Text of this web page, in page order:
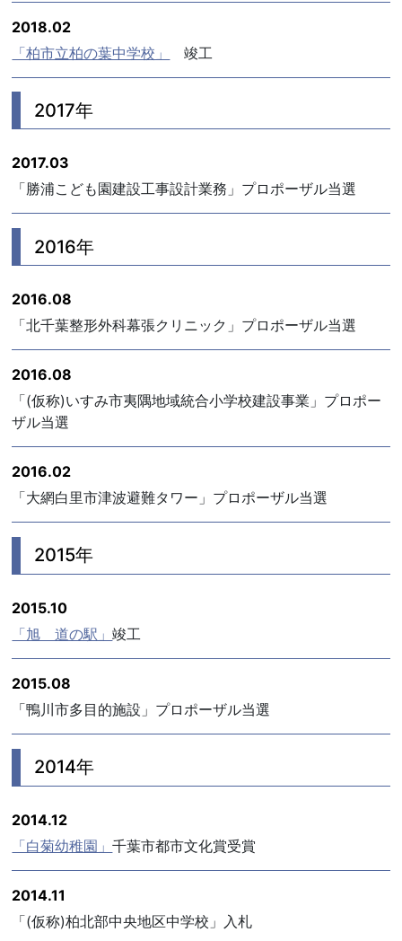
2018.02
「柏市立柏の葉中学校」
竣工
2017年
2017.03
「勝浦こども園建設工事設計業務」プロポーザル当選
2016年
2016.08
「北千葉整形外科幕張クリニック」プロポーザル当選
2016.08
「(仮称)いすみ市夷隅地域統合小学校建設事業」プロポー
ザル当選
2016.02
「大網白里市津波避難タワー」プロポーザル当選
2015年
2015.10
「旭 道の駅」竣工
2015.08
「鴨川市多目的施設」プロポーザル当選
2014年
2014.12
「白菊幼稚園」千葉市都市文化賞受賞
2014.11
「(仮称)柏北部中央地区中学校」入札